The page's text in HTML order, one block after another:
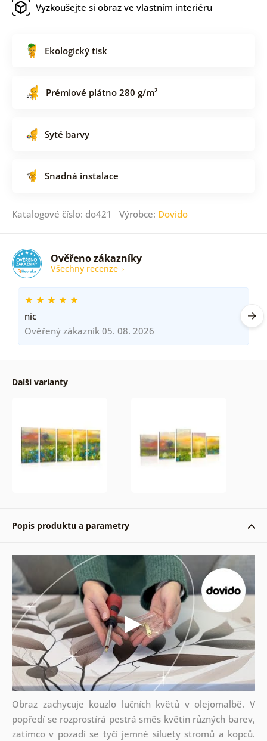
Vyzkoušejte si obraz ve vlastním interiéru
Ekologický tisk
Prémiové plátno 280 g/m²
Syté barvy
Snadná instalace
Katalogové číslo: do421 Výrobce: Dovido
Ověřeno zákazníky
Všechny recenze
nic
Ověřený zákazník 05. 08. 2026
Další varianty
Popis produktu a parametry
Obraz zachycuje kouzlo lučních květů v olejomalbě. V
popředí se rozprostírá pestrá směs květin různých barev,
zatímco v pozadí se tyčí jemné siluety stromů a kopců.